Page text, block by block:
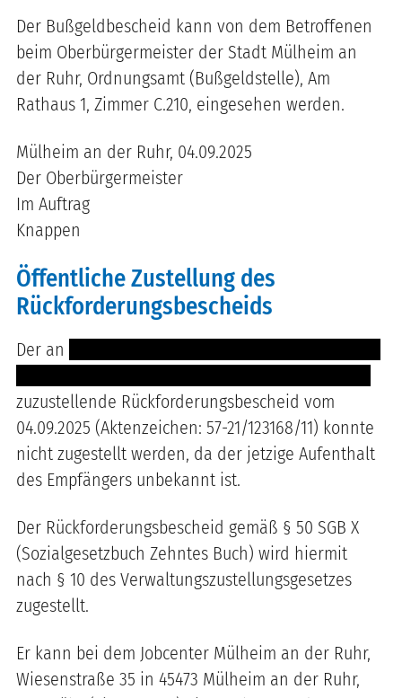
Der Bußgeldbescheid kann von dem Betroffenen
beim Oberbürgermeister der Stadt Mülheim an
der Ruhr, Ordnungsamt (Bußgeldstelle), Am
Rathaus 1, Zimmer C.210, eingesehen werden.
Mülheim an der Ruhr, 04.09.2025
Der Oberbürgermeister
Im Auftrag
Knappen
Öffentliche Zustellung des
Rückforderungsbescheids
Der an
zuzustellende Rückforderungsbescheid vom
04.09.2025 (Aktenzeichen: 57-21/123168/11) konnte
nicht zugestellt werden, da der jetzige Aufenthalt
des Empfängers unbekannt ist.
Der Rückforderungsbescheid gemäß § 50 SGB X
(Sozialgesetzbuch Zehntes Buch) wird hiermit
nach § 10 des Verwaltungszustellungsgesetzes
zugestellt.
Er kann bei dem Jobcenter Mülheim an der Ruhr,
Wiesenstraße 35 in 45473 Mülheim an der Ruhr,